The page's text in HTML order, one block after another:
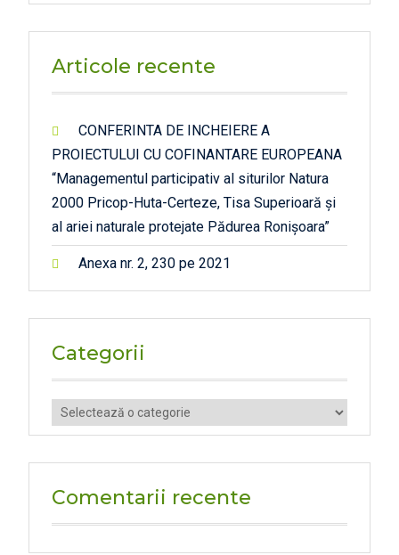
Articole recente
CONFERINTA DE INCHEIERE A
PROIECTULUI CU COFINANTARE EUROPEANA
“Managementul participativ al siturilor Natura
2000 Pricop-Huta-Certeze, Tisa Superioară și
al ariei naturale protejate Pădurea Ronișoara”
Anexa nr. 2, 230 pe 2021
Categorii
Categorii
Comentarii recente